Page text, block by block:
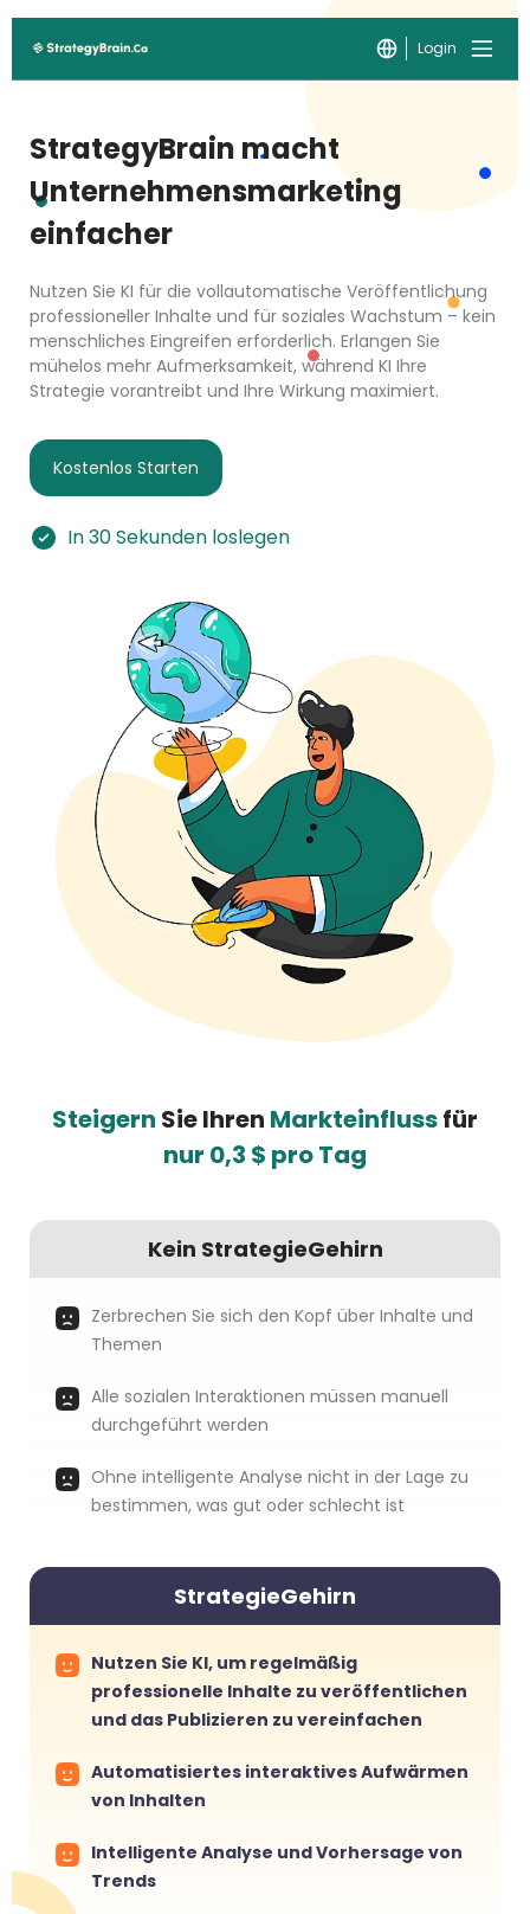
Login
StrategyBrain macht
Unternehmensmarketing
einfacher
Nutzen Sie KI für die vollautomatische Veröffentlichung
professioneller Inhalte und für soziales Wachstum – kein
menschliches Eingreifen erforderlich. Erlangen Sie
mühelos mehr Aufmerksamkeit, während KI Ihre
Strategie vorantreibt und Ihre Wirkung maximiert.
Kostenlos Starten
In 30 Sekunden loslegen
Steigern Sie Ihren Markteinflussfür
nur 0,3 $ pro Tag
Kein StrategieGehirn
Zerbrechen Sie sich den Kopf über Inhalte und
Themen
Alle sozialen Interaktionen müssen manuell
durchgeführt werden
Ohne intelligente Analyse nicht in der Lage zu
bestimmen, was gut oder schlecht ist
StrategieGehirn
Nutzen Sie KI, um regelmäßig
professionelle Inhalte zu veröffentlichen
und das Publizieren zu vereinfachen
Automatisiertes interaktives Aufwärmen
von Inhalten
Intelligente Analyse und Vorhersage von
Trends